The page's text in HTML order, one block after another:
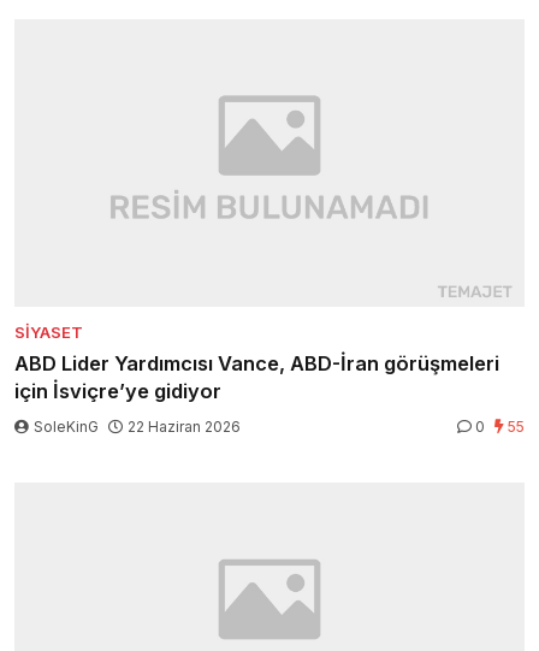
SIYASET
ABD Lider Yardımcısı Vance, ABD-İran görüşmeleri
için İsviçre’ye gidiyor
SoleKinG 22 Haziran 2026 0 55